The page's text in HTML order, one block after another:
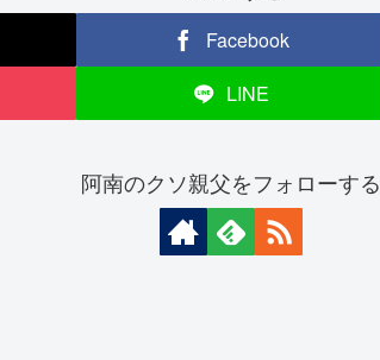
Facebook
LINE
阿南のクソ親父をフォローする